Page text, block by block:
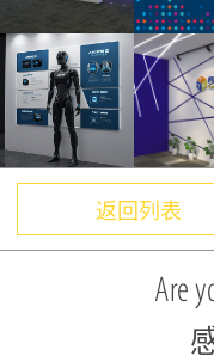
返回列表
Are